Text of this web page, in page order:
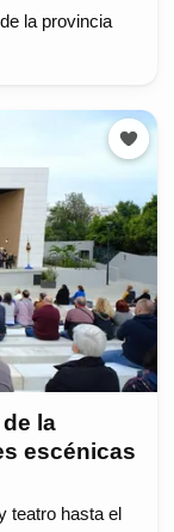
la provincia
la
escénicas
teatro hasta el